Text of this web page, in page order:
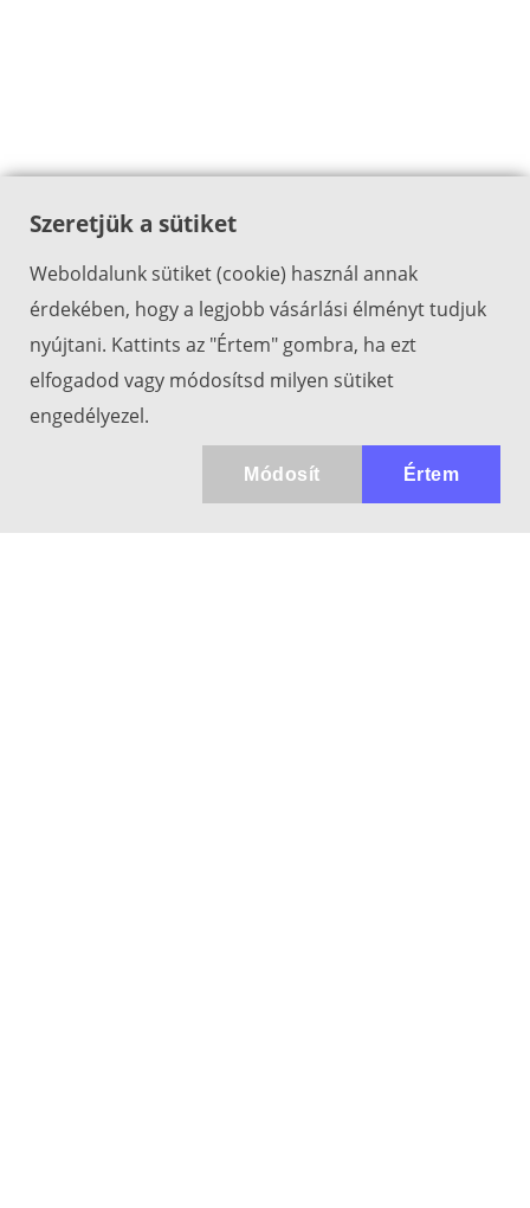
Szeretjük a sütiket
Weboldalunk sütiket (cookie) használ annak
érdekében, hogy a legjobb vásárlási élményt tudjuk
nyújtani. Kattints az "Értem" gombra, ha ezt
elfogadod vagy módosítsd milyen sütiket
engedélyezel.
Értem
Módosít